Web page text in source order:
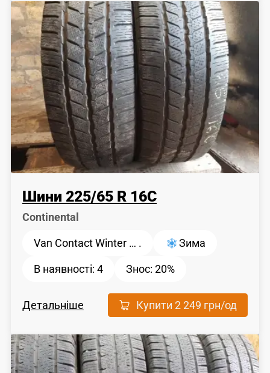
Шини 225/65 R 16C
Continental
Van Contact Winter … . Зима
В наявності: 4 Знос:20%
Детальніше Купити2 249 грн/од